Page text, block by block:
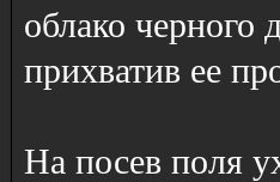
облако черного
прихватив ее
На посев поля